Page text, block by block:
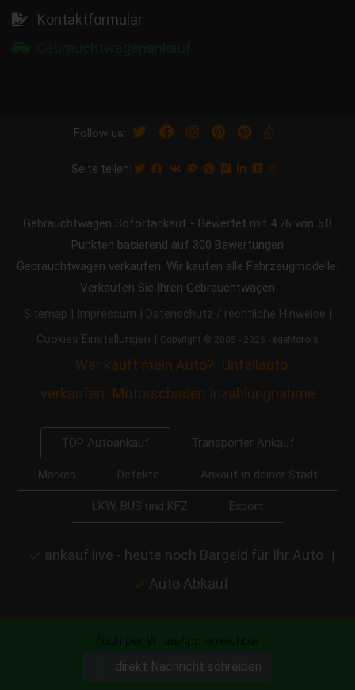
Kontaktformular
Follow us:
Seite teilen:
Gebrauchtwagen Sofortankauf - Bewertet mit 4.76 von 5.0
Punkten basierend auf 300 Bewertungen
Gebrauchtwagen verkaufen. Wir kaufen alle Fahrzeugmodelle.
Verkaufen Sie Ihren Gebrauchtwagen
Sitemap | Impressum | Datenschutz / rechtliche Hinweise |
Cookies Einstellungen | Copyright © 2005 - 2026 - egeMotors
Wer kauft mein Auto? Unfallauto
verkaufen
Motorschaden Inzahlungnahme
TOP Autoankauf Transporter Ankauf
Marken Defekte Ankauf in deiner Stadt
LKW, BUS und KFZ Export
ankauf.live - heute noch Bargeld für Ihr Auto |
Auto Abkauf
Auch per WhatsApp erreichbar
direkt Nachricht schreiben